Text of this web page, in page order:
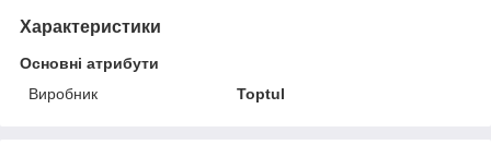
Характеристики
Основні атрибути
Виробник
Toptul